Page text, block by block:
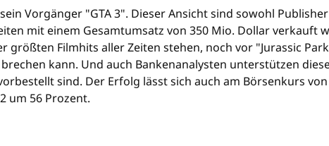
Vorgänger "GTA 3". Dieser Ansicht sind sowohl Publisher
mit einem Gesamtumsatz von 350 Mio. Dollar verkauft
Filmhits aller Zeiten stehen, noch vor "Jurassic
kann. Und auch Bankenanalysten unterstützen
sind. Der Erfolg lässt sich auch am Börsenkurs
um 56 Prozent.